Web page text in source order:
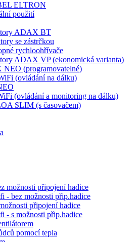
ELTRON
použití
ADAX BT
se zástrčkou
rychloohřívače
ADAX VP (ekonomická varianta)
(programovatelné)
(ovládání na dálku)
(ovládání a monitoring na dálku)
SLIM (s časovačem)
možnosti připojení hadice
- bez možnosti přip.hadice
připojení hadice
- s možnosti přip.hadice
pomocí tepla